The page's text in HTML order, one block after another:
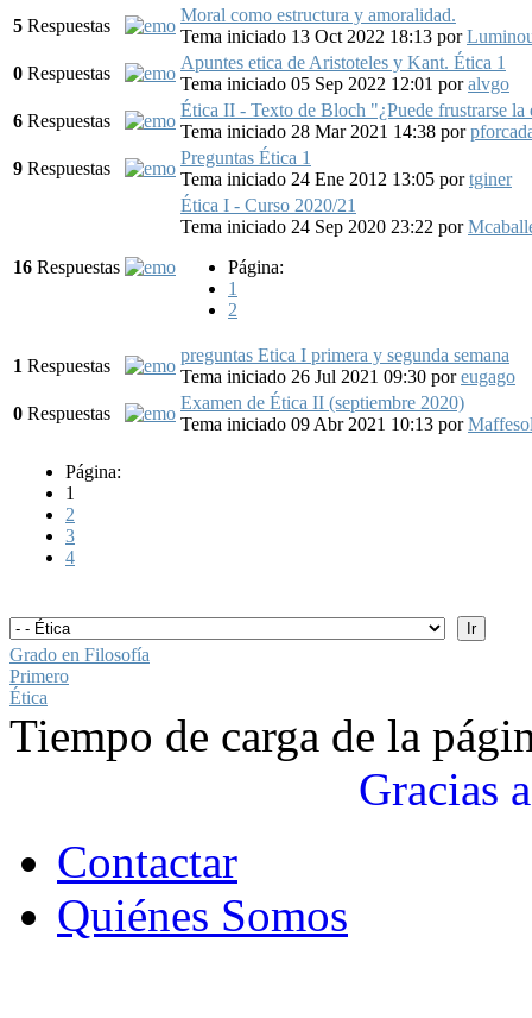
5 Respuestas
Moral como estructura y amoralidad.
Tema iniciado 13 Oct 2022 18:13 por
0 Respuestas
Apuntes etica de Aristoteles y Kant. Ética 1
Tema iniciado 05 Sep 2022 12:01 poralvgo
6 Respuestas
Ética II - Texto de Bloch "¿Puede frustrarse la
Tema iniciado 28 Mar 2021 14:38 por
9 Respuestas
Preguntas Ética 1
Tema iniciado 24 Ene 2012 13:05 portginer
16 Respuestas
Ética I - Curso 2020/21
Tema iniciado 24 Sep 2020 23:22 por
Página:
1
2
1 Respuestas
preguntas Etica I primera y segunda semana
Tema iniciado 26 Jul 2021 09:30 poreugago
0 Respuestas
Examen de Ética II (septiembre 2020)
Tema iniciado 09 Abr 2021 10:13 por
Página:
1
2
3
4
Grado en Filosofía
Primero
Ética
Tiempo de carga de la
Gracias a
Contactar
Quiénes Somos